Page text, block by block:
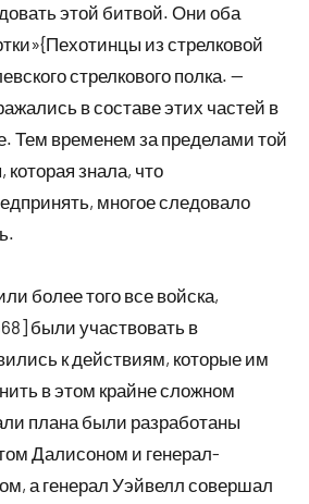
этой битвой. Они оба
из стрелковой
стрелкового полка. —
в составе этих частей в
Тем временем за пределами той
знала, что
многое следовало
более того все войска,
были участвовать в
к действиям, которые им
в этом крайне сложном
плана были разработаны
Далисоном и генерал-
а генерал Уэйвелл совершал